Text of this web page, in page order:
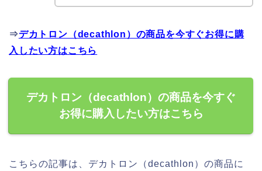
⇒デカトロン（decathlon）の商品を今すぐお得に購
入したい方はこちら
デカトロン（decathlon）の商品を今すぐ
お得に購入したい方はこちら
こちらの記事は、デカトロン（decathlon）の商品に